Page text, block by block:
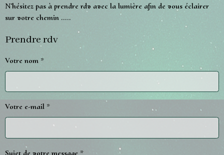
N'hésitez pas à prendre rdv avec la lumière afin de vous éclairer
sur votre chemin .....
Prendre rdv
Votre nom
Votre e-mail
Sujet de votre message